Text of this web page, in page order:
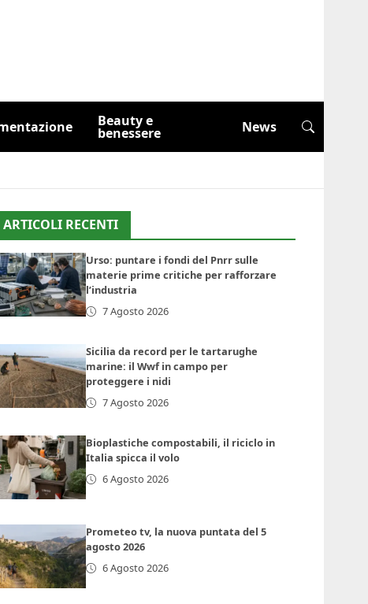
Beauty e
benessere News
ARTICOLI RECENTI
Urso: puntare i fondi del Pnrr sulle
materie prime critiche per rafforzare
l’industria
7 Agosto 2026
Sicilia da record per le tartarughe
marine: il Wwf in campo per
proteggere i nidi
7 Agosto 2026
Bioplastiche compostabili, il riciclo in
Italia spicca il volo
6 Agosto 2026
Prometeo tv, la nuova puntata del 5
agosto 2026
6 Agosto 2026